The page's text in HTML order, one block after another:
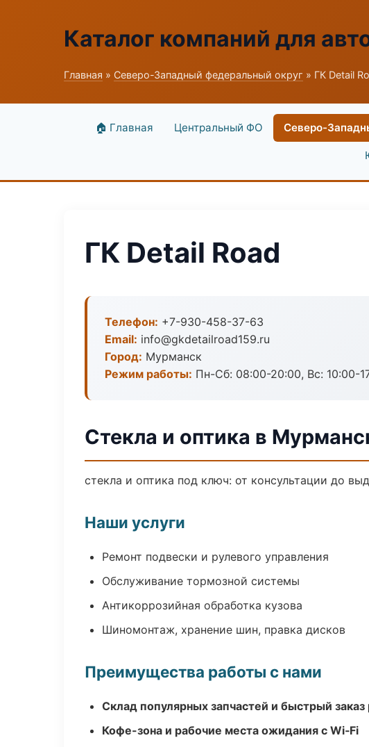
Каталог компаний для
Главная » Северо-Западный федеральный округ » ГК Detail
🏠 Главная Центральный ФО Северо-
ГК Detail Road
Телефон: +7-930-458-37-63
Email: info@gkdetailroad159.ru
Город: Мурманск
Режим работы: Пн-Сб: 08:00-20:00, Вс: 10:00-
Стекла и оптика в
стекла и оптика под ключ: от консультации до
Наши услуги
Ремонт подвески и рулевого управления
Обслуживание тормозной системы
Антикоррозийная обработка кузова
Шиномонтаж, хранение шин, правка дисков
Преимущества работы с нами
Склад популярных запчастей и быстрый заказ
Кофе-зона и рабочие места ожидания с Wi‑Fi